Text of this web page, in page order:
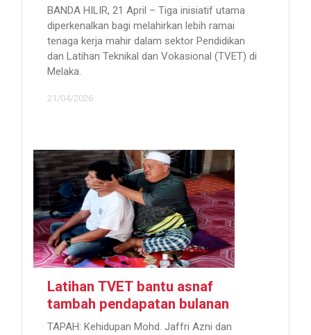
BANDA HILIR, 21 April – Tiga inisiatif utama
diperkenalkan bagi melahirkan lebih ramai
tenaga kerja mahir dalam sektor Pendidikan
dan Latihan Teknikal dan Vokasional (TVET) di
Melaka.
21/04/2026
Latihan TVET bantu asnaf
tambah pendapatan bulanan
TAPAH: Kehidupan Mohd. Jaffri Azni dan